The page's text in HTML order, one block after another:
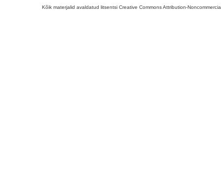
Kõik materjalid avaldatud litsentsi Creative Commons Attribution-